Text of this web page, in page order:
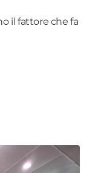
il fattore che fa